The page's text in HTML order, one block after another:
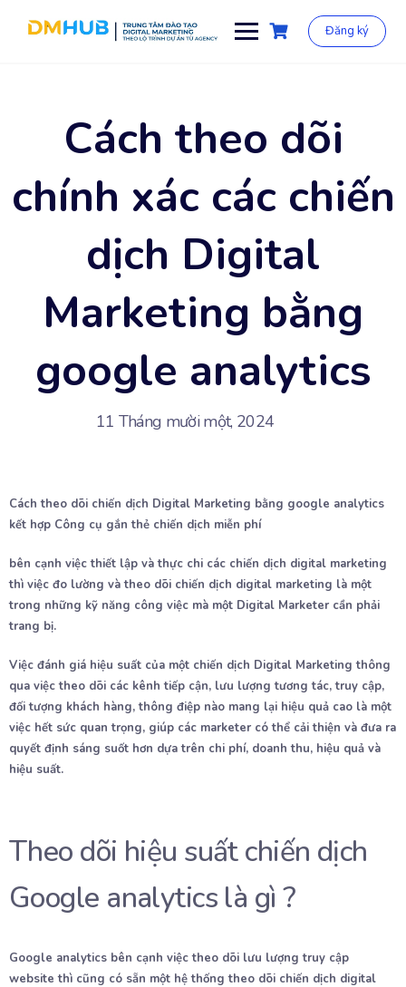
Đăng ký
Cách theo dõi
chính xác các chiến
dịch Digital
Marketing bằng
google analytics
11 Tháng mười một, 2024
Cách theo dõi chiến dịch Digital Marketing bằng google analytics
kết hợp Công cụ gắn thẻ chiến dịch miễn phí
bên cạnh việc thiết lập và thực chi các chiến dịch digital marketing
thì việc đo lường và theo dõi chiến dịch digital marketing là một
trong những kỹ năng công việc mà một Digital Marketer cần phải
trang bị.
Việc đánh giá hiệu suất của một chiến dịch Digital Marketing thông
qua việc theo dõi các kênh tiếp cận, lưu lượng tương tác, truy cập,
đối tượng khách hàng, thông điệp nào mang lại hiệu quả cao là một
việc hết sức quan trọng, giúp các marketer có thể cải thiện và đưa ra
quyết định sáng suốt hơn dựa trên chi phí, doanh thu, hiệu quả và
hiệu suất.
Theo dõi hiệu suất chiến dịch
Google analytics là gì ?
Google analytics bên cạnh việc theo dõi lưu lượng truy cập
website thì cũng có sẵn một hệ thống theo dõi chiến dịch digital